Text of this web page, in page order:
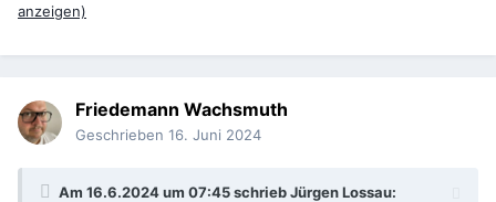
anzeigen)
Friedemann Wachsmuth
Geschrieben 16. Juni 2024
Am 16.6.2024 um 07:45 schriebJürgen Lossau: